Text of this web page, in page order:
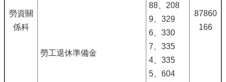
勞資關
係科
87860
166
勞工退休準備金
88、208
9、329
6、330
7、335
4、335
5、604